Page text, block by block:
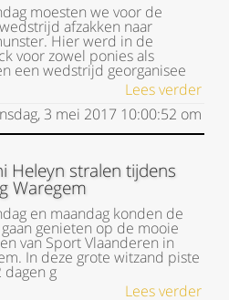
moesten we voor de
afzakken naar
Hier werd in de
voor zowel ponies als
een wedstrijd georganisee
Lees verder
3 mei 2017 10:00:52 om
Heleyn stralen tijdens
Waregem
en maandag konden de
genieten op de mooie
van Sport Vlaanderen in
In deze grote witzand piste
g
Lees verder